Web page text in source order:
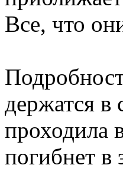
Все, что
держатся в
проходила
погибнет в